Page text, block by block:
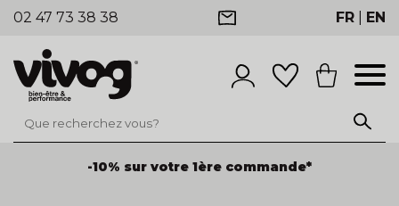
02 47 73 38 38 FR EN
-10% sur votre 1ère commande*